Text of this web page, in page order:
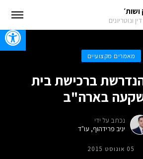
ונוטריונים
מאמרים מקצועיים
ברכישת בית
בארה"ב
נכתב על ידי
יניב פרידהוף, עו"ד
05 אוגוסט 2015